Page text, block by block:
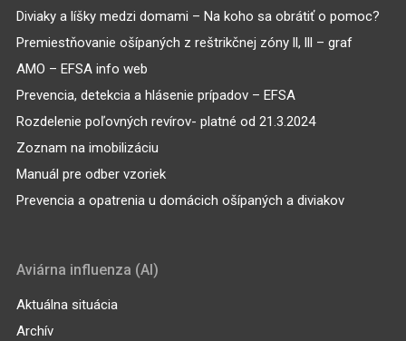
Diviaky a líšky medzi domami – Na koho sa obrátiť o pomoc?
Premiestňovanie ošípaných z reštrikčnej zóny ll, lll – graf
AMO – EFSA info web
Prevencia, detekcia a hlásenie prípadov – EFSA
Rozdelenie poľovných revírov- platné od 21.3.2024
Zoznam na imobilizáciu
Manuál pre odber vzoriek
Prevencia a opatrenia u domácich ošípaných a diviakov
Aviárna influenza (AI)
Aktuálna situácia
Archív